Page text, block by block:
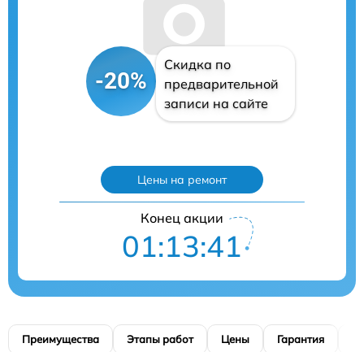
-20%
Скидка по
предварительной
записи на сайте
Цены на ремонт
Конец акции
01:13:40
Преимущества Этапы работ Цены Гарантия